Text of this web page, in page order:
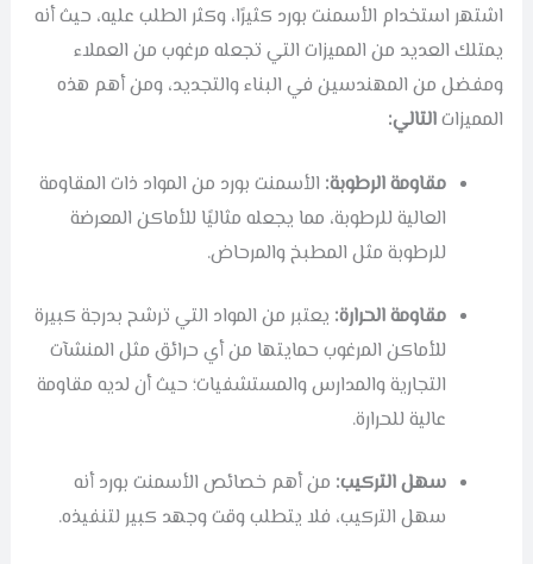
اشتهر استخدام الأسمنت بورد كثيرًا، وكثر الطلب عليه، حيث أنه
يمتلك العديد من المميزات التي تجعله مرغوب من العملاء
ومفضل من المهندسين في البناء والتجديد، ومن أهم هذه
المميزاتالتالي:
مقاومة الرطوبة: الأسمنت بورد من المواد ذات المقاومة
العالية للرطوبة، مما يجعله مثاليًا للأماكن المعرضة
للرطوبة مثل المطبخ والمرحاض.
مقاومة الحرارة: يعتبر من المواد التي ترشح بدرجة كبيرة
للأماكن المرغوب حمايتها من أي حرائق مثل المنشآت
التجارية والمدارس والمستشفيات؛ حيث أن لديه مقاومة
عالية للحرارة.
سهل التركيب: من أهم خصائص الأسمنت بورد أنه
سهل التركيب، فلا يتطلب وقت وجهد كبير لتنفيذه.